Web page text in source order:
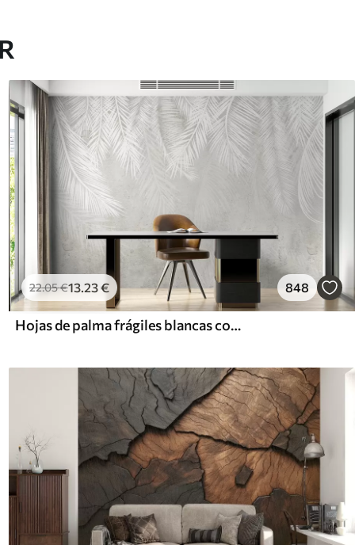
22.05€13.23€ 848
Hojas de palma frágiles blancas con textura grunge